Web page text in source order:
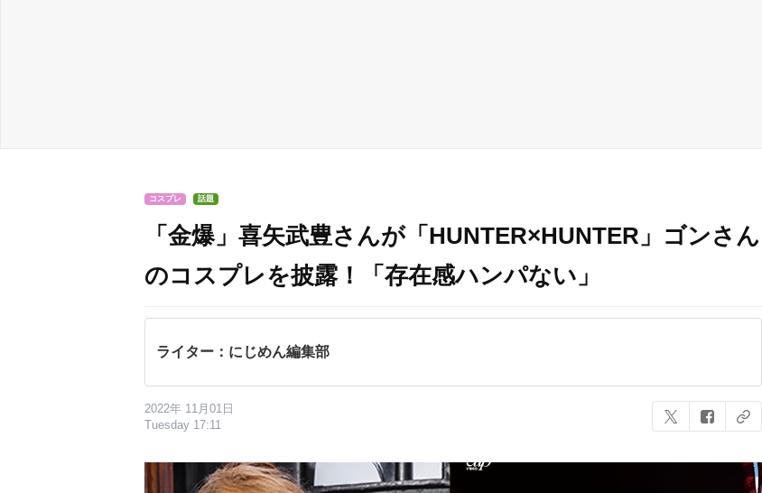
コスプレ 話題
「金爆」喜矢武豊さんが「HUNTER×HUNTER」ゴンさん
のコスプレを披露！「存在感ハンパない」
ライター：にじめん編集部
2022年 11月01日
Tuesday 17:11